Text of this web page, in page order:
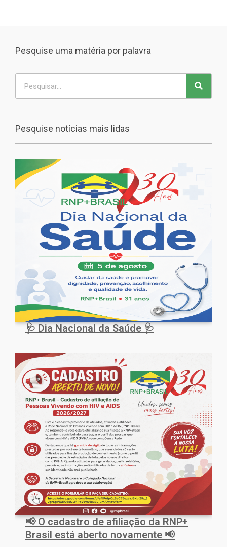
Pesquise uma matéria por palavra
Pesquise notícias mais lidas
🩺 Dia Nacional da Saúde 🩺
📢 O cadastro de afiliação da RNP+
Brasil está aberto novamente 📢